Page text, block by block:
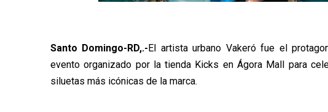
Santo Domingo-RD,.-El artista urbano Vakeró fue el
evento organizado por la tienda Kicks en Ágora Mall para
siluetas más icónicas de la marca.